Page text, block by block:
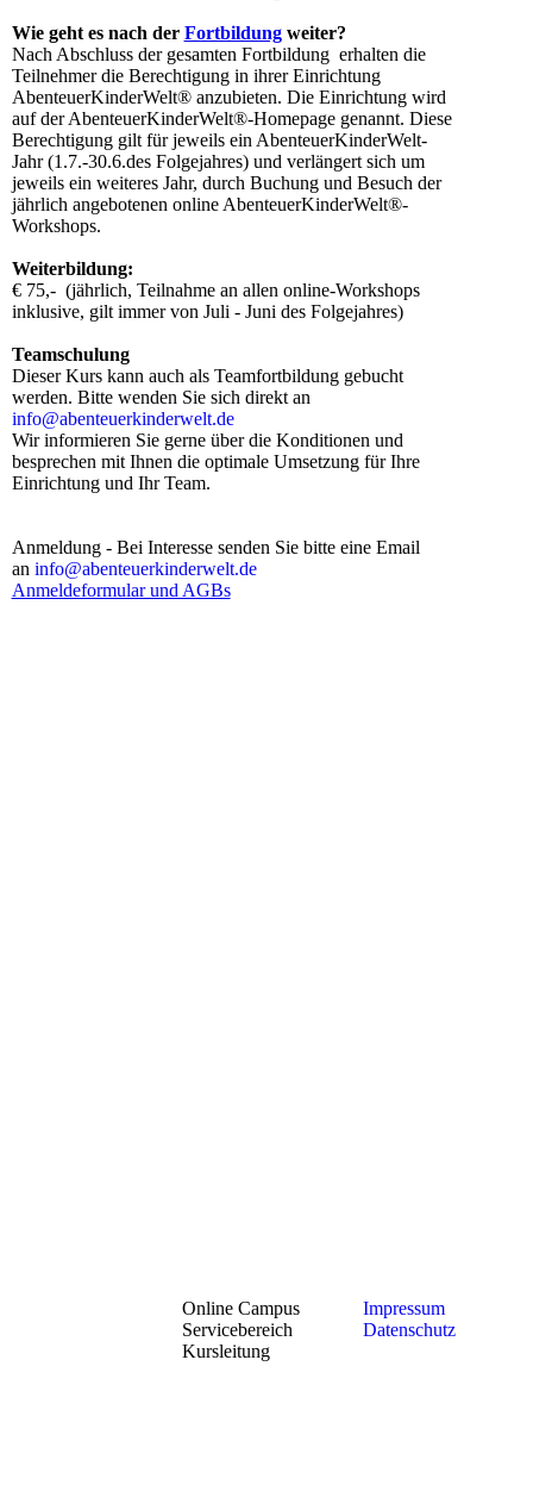
Wie geht es nach der Fortbildungweiter?
Nach Abschluss der gesamten Fortbildung erhalten die
Teilnehmer die Berechtigung in ihrer Einrichtung
AbenteuerKinderWelt® anzubieten. Die Einrichtung wird
auf der AbenteuerKinderWelt®-Homepage genannt. Diese
Berechtigung gilt für jeweils ein AbenteuerKinderWelt-
Jahr (1.7.-30.6.des Folgejahres) und verlängert sich um
jeweils ein weiteres Jahr, durch Buchung und Besuch der
jährlich angebotenen online AbenteuerKinderWelt®-
Workshops.
Weiterbildung:
€ 75,- (jährlich, Teilnahme an allen online-Workshops
inklusive, gilt immer von Juli - Juni des Folgejahres)
Teamschulung
Dieser Kurs kann auch als Teamfortbildung gebucht
werden. Bitte wenden Sie sich direkt an
info@abenteuerkinderwelt.de
Wir informieren Sie gerne über die Konditionen und
besprechen mit Ihnen die optimale Umsetzung für Ihre
Einrichtung und Ihr Team.
Anmeldung - Bei Interesse senden Sie bitte eine Email
an info@abenteuerkinderwelt.de
Anmeldeformular und AGBs
Online Campus
Servicebereich
Kursleitung
Impressum
Datenschutz